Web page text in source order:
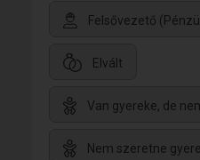
Felsővezető
Elvált
Van gyereke, de
Nem szeretne